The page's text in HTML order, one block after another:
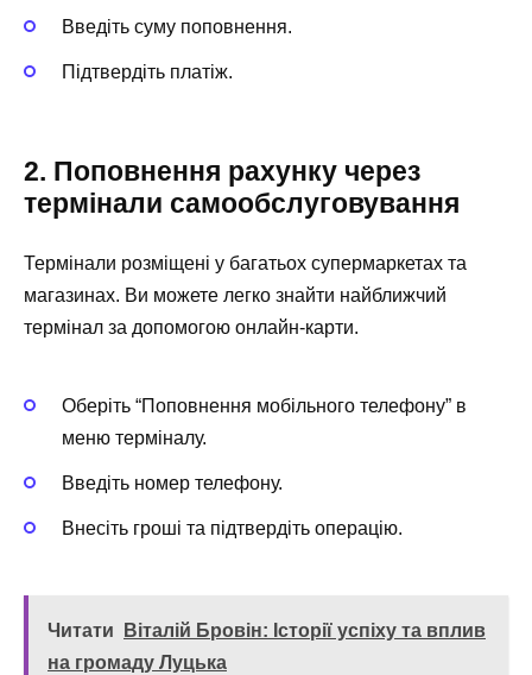
Введіть суму поповнення.
Підтвердіть платіж.
2. Поповнення рахунку через
термінали самообслуговування
Термінали розміщені у багатьох супермаркетах та
магазинах. Ви можете легко знайти найближчий
термінал за допомогою онлайн-карти.
Оберіть “Поповнення мобільного телефону” в
меню терміналу.
Введіть номер телефону.
Внесіть гроші та підтвердіть операцію.
Читати
Віталій Бровін: Історії успіху та вплив
на громаду Луцька